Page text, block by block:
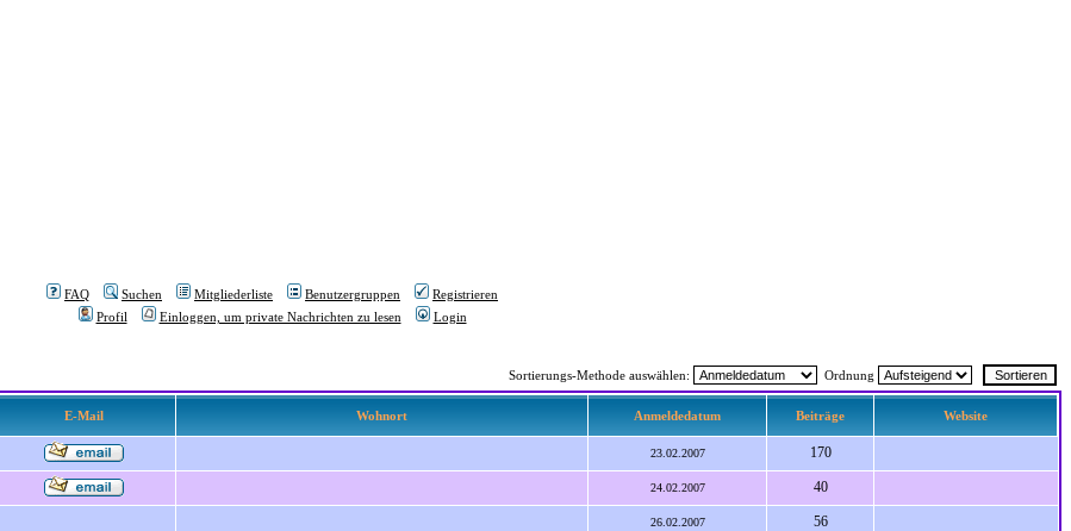
FAQ Suchen Mitgliederliste Benutzergruppen
Registrieren
Profil
Einloggen, um private Nachrichten zu lesen Login
Sortierungs-Methode auswählen: Ordnung
E-Mail Wohnort Anmeldedatum Beiträge Website
23.02.2007 170
24.02.2007 40
26.02.2007 56